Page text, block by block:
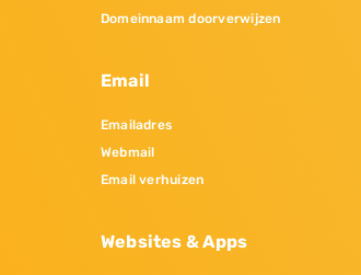
Domeinnaam doorverwijzen
Email
Emailadres
Webmail
Email verhuizen
Websites & Apps